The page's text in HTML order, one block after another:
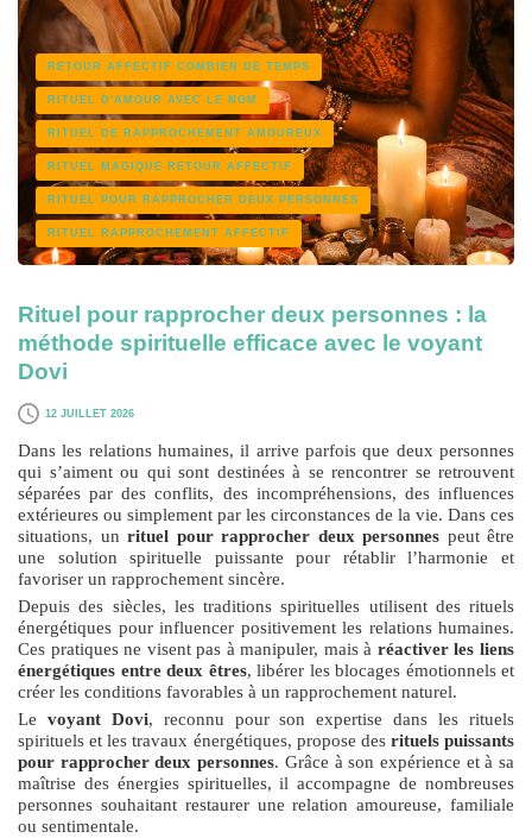
RETOUR AFFECTIF COMBIEN DE TEMPS
RITUEL D'AMOUR AVEC LE NOM
RITUEL DE RAPPROCHEMENT AMOUREUX
RITUEL MAGIQUE RETOUR AFFECTIF
RITUEL POUR RAPPROCHER DEUX PERSONNES
RITUEL RAPPROCHEMENT AFFECTIF
Rituel pour rapprocher deux personnes : la
méthode spirituelle efficace avec le voyant
Dovi
12 JUILLET 2026
Dans les relations humaines, il arrive parfois que deux personnes
qui s’aiment ou qui sont destinées à se rencontrer se retrouvent
séparées par des conflits, des incompréhensions, des influences
extérieures ou simplement par les circonstances de la vie. Dans ces
situations, un rituel pour rapprocher deux personnes peut être
une solution spirituelle puissante pour rétablir l’harmonie et
favoriser un rapprochement sincère.
Depuis des siècles, les traditions spirituelles utilisent des rituels
énergétiques pour influencer positivement les relations humaines.
Ces pratiques ne visent pas à manipuler, mais à réactiver les liens
énergétiques entre deux êtres, libérer les blocages émotionnels et
créer les conditions favorables à un rapprochement naturel.
Le voyant Dovi, reconnu pour son expertise dans les rituels
spirituels et les travaux énergétiques, propose des rituels puissants
pour rapprocher deux personnes. Grâce à son expérience et à sa
maîtrise des énergies spirituelles, il accompagne de nombreuses
personnes souhaitant restaurer une relation amoureuse, familiale
ou sentimentale.